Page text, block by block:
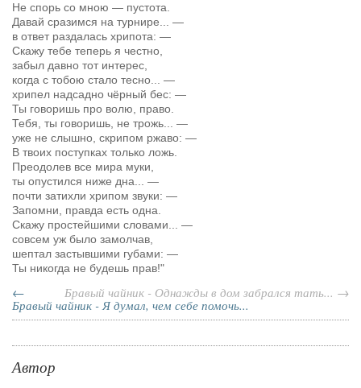
Не спорь со мною — пустота.
Давай сразимся на турнире...
—
в ответ раздалась хрипота: —
Скажу тебе теперь я честно,
забыл давно тот интерес,
когда с тобою стало тесно...
—
хрипел надсадно чёрный бес: —
Ты говоришь про волю, право.
Тебя, ты говоришь, не трожь...
—
уже не слышно, скрипом ржаво: —
В твоих поступках только ложь.
Преодолев все мира муки,
ты опустился ниже дна...
—
почти затихли хрипом звуки: —
Запомни, правда есть одна.
Скажу простейшими словами...
—
совсем уж было замолчав,
шептал застывшими губами: —
Ты никогда не будешь прав!"
Бравый чайник - Однажды в дом забрался тать... →
←
Бравый чайник - Я думал, чем себе помочь...
Автор